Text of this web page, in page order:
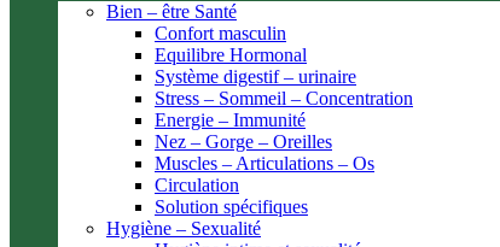
Bien – être Santé
Confort masculin
Equilibre Hormonal
Système digestif – urinaire
Stress – Sommeil – Concentration
Energie – Immunité
Nez – Gorge – Oreilles
Muscles – Articulations – Os
Circulation
Solution spécifiques
Hygiène – Sexualité